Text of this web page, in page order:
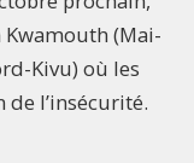
(Mai-
Kivu) où les
de l’insécurité.